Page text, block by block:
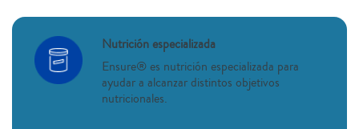
Nutrición especializada
Ensure® es nutrición especializada para
ayudar a alcanzar distintos objetivos
nutricionales.